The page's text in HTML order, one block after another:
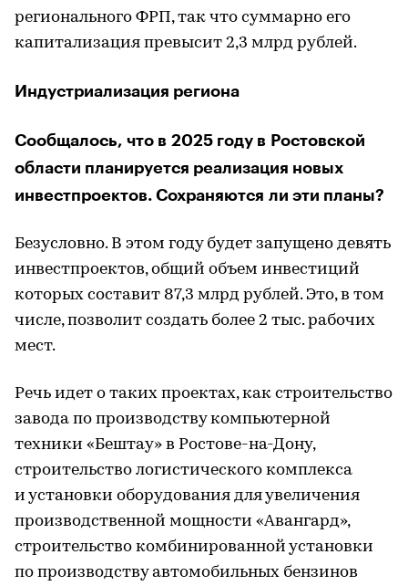
регионального ФРП, так что суммарно его
капитализация превысит 2,3 млрд рублей.
Индустриализация региона
Сообщалось, что в 2025 году в Ростовской
области планируется реализация новых
инвестпроектов. Сохраняются ли эти планы?
Безусловно. В этом году будет запущено девять
инвестпроектов, общий объем инвестиций
которых составит 87,3 млрд рублей. Это, в том
числе, позволит создать более 2 тыс. рабочих
мест.
Речь идет о таких проектах, как строительство
завода по производству компьютерной
техники «Бештау» в Ростове-на-Дону,
строительство логистического комплекса
и установки оборудования для увеличения
производственной мощности «Авангард»,
строительство комбинированной установки
по производству автомобильных бензинов